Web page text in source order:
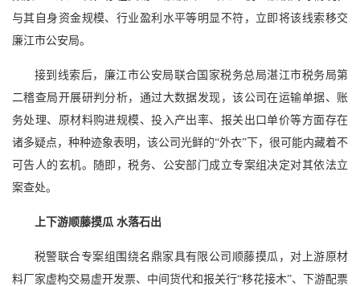
与其自身资金规模、行业盈利水平等明显不符，立即将该线索移交
廉江市公安局。
接到线索后，廉江市公安局联合国家税务总局湛江市税务局第
二稽查局开展研判分析，通过大数据发现，该公司在运输单据、账
务处理、原材料购进规模、投入产出率、报关出口单价等方面存在
诸多疑点，种种迹象表明，该公司光鲜的“外衣”下，很可能内藏着不
可告人的玄机。随即，税务、公安部门成立专案组决定对其依法立
案查处。
上下游顺藤摸瓜 水落石出
税警联合专案组围绕名鼎家具有限公司顺藤摸瓜，对上游原材
料厂家虚构交易虚开发票、中间货代和报关行“移花接木”、下游配票